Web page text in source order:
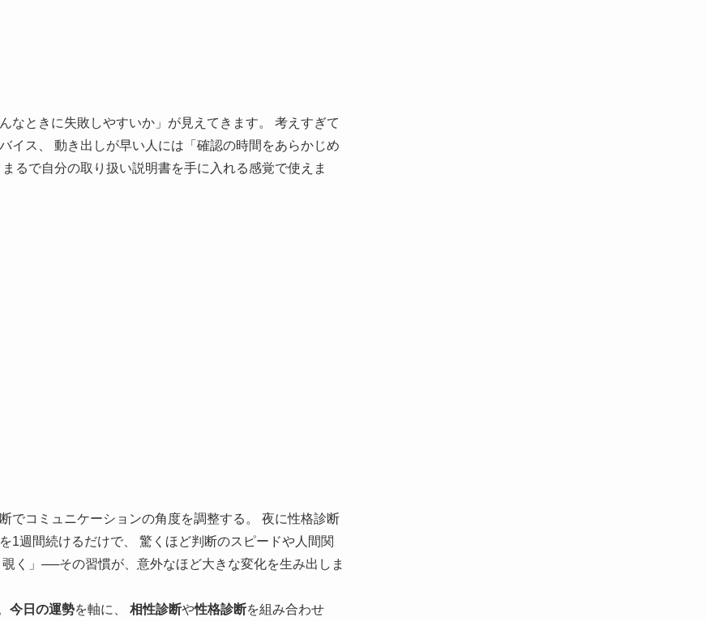
なときに失敗しやすいか」が見えてきます。 考えすぎて
イス、 動き出しが早い人には「確認の時間をあらかじめ
るで自分の取り扱い説明書を手に入れる感覚で使えま
でコミュニケーションの角度を調整する。 夜に性格診断
1週間続けるだけで、 驚くほど判断のスピードや人間関
く」──その習慣が、意外なほど大きな変化を生み出しま
今日の運勢を軸に、 相性診断や性格診断を組み合わせ